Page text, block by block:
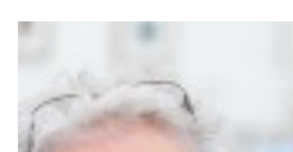
dieser Krankheit, die Sorgen und